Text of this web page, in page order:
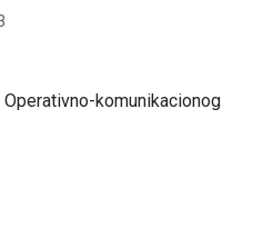
komunikacionog